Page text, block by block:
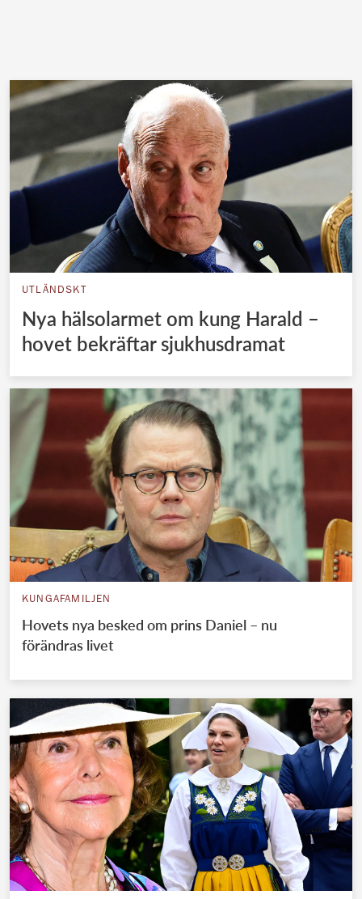
UTLÄNDSKT
Nya hälsolarmet om kung Harald –
hovet bekräftar sjukhusdramat
KUNGAFAMILJEN
Hovets nya besked om prins Daniel – nu
förändras livet